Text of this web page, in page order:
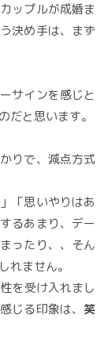
ップルが成婚ま
決め手は、まず
サインを感じと
だと思います。
りで、減点方式
「思いやりはあ
るあまり、デー
ったり、、そん
れません。
を受け入れまし
じる印象は、 笑